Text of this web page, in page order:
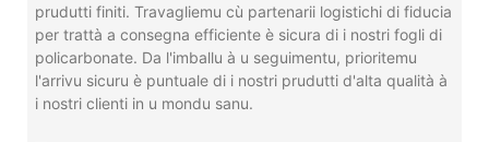
prudutti finiti. Travagliemu cù partenarii logistichi di fiducia
per trattà a consegna efficiente è sicura di i nostri fogli di
policarbonate. Da l'imballu à u seguimentu, prioritemu
l'arrivu sicuru è puntuale di i nostri prudutti d'alta qualità à
i nostri clienti in u mondu sanu.